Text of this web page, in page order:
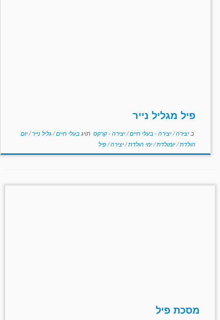
פיל מגליל נייר
ב יצירה/יצירה - בעלי חיים/יצירה - קרקס תויגבעלי חיים/גליל נייר/יום
הולדת/יומולדת/ימי הולדת/יצירה/פיל
מסכת פיל